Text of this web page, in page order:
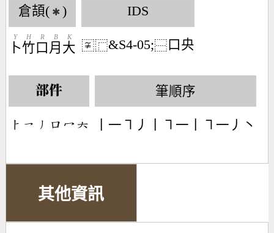
倉頡( ✱ )
卜
Y
竹
H
口
R
月
B
大
K
IDS
〾⿸&S4-05;⿱ 口央
部件
󶀥󶀏󶀃󶁶󶁇󶁩
筆順序
丨一㇕丿丨㇕一丨㇕一丿丶
其他資訊